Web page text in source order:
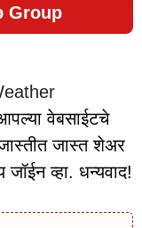
Group
वेबसाईटचे
जास्त शेअर
व्हा. धन्यवाद!